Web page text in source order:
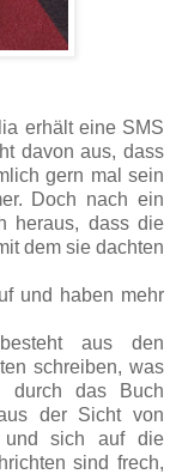
erhält eine SMS
davon aus, dass
gern mal sein
Doch nach ein
heraus, dass die
dem sie dachten
und haben mehr
aus den
schreiben, was
durch das Buch
der Sicht von
und sich auf die
sind frech,